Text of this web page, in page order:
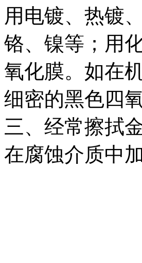
用电镀、热镀
铬、镍等；用
氧化膜。如在
细密的黑色四
三、经常擦拭
在腐蚀介质中